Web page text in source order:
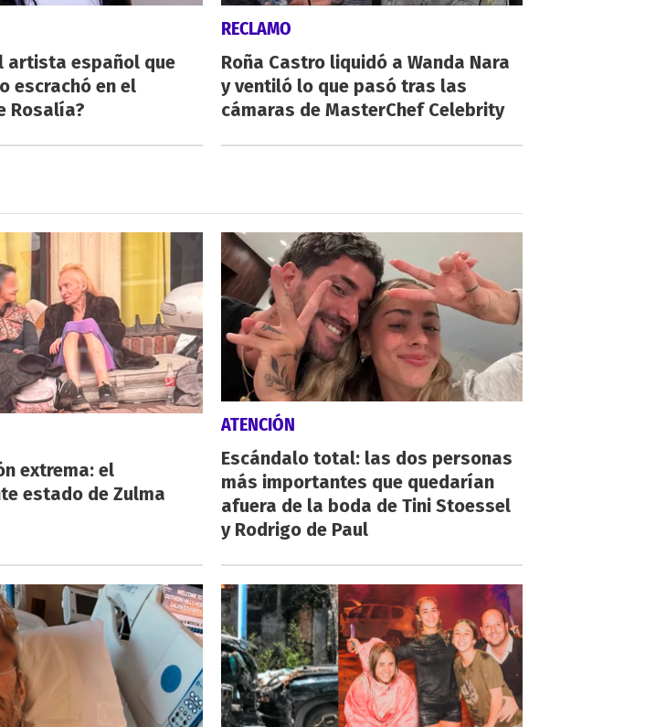
artista español que
escrachó en el
Rosalía?
RECLAMO
Roña Castro liquidó a Wanda Nara
y ventiló lo que pasó tras las
cámaras de MasterChef Celebrity
extrema: el
estado de Zulma
ATENCIÓN
Escándalo total: las dos personas
más importantes que quedarían
afuera de la boda de Tini Stoessel
y Rodrigo de Paul